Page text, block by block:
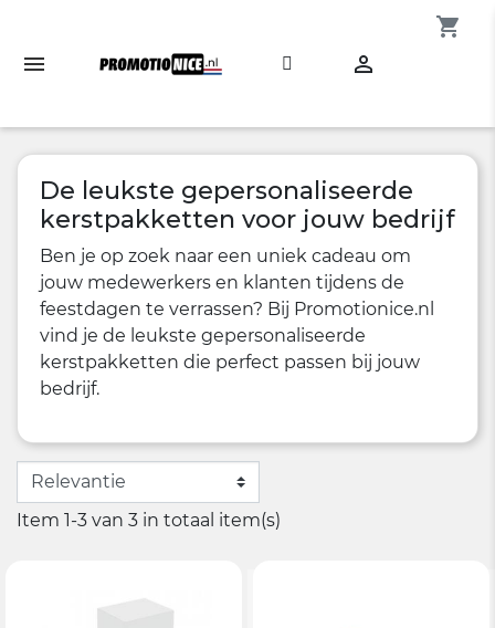

shopping_cart
De leukste gepersonaliseerde
kerstpakketten voor jouw bedrijf
Ben je op zoek naar een uniek cadeau om
jouw medewerkers en klanten tijdens de
feestdagen te verrassen? Bij Promotionice.nl
vind je de leukste gepersonaliseerde
kerstpakketten die perfect passen bij jouw
bedrijf.
Item 1-3 van 3 in totaal item(s)